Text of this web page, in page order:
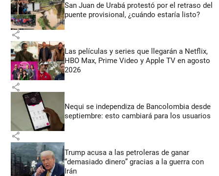
San Juan de Urabá protestó por el retraso del
puente provisional, ¿cuándo estaría listo?
share
Las películas y series que llegarán a Netflix,
HBO Max, Prime Video y Apple TV en agosto
2026
share
Nequi se independiza de Bancolombia desde
septiembre: esto cambiará para los usuarios
share
Trump acusa a las petroleras de ganar
“demasiado dinero” gracias a la guerra con
Irán